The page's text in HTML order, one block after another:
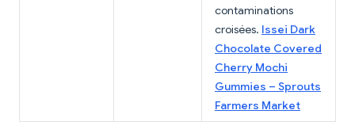
contaminations
croisées. Issei Dark
Chocolate Covered
Cherry Mochi
Gummies – Sprouts
Farmers Market